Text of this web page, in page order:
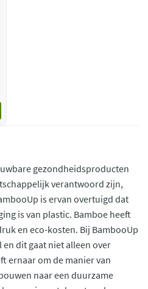
gezondheidsproducten
verantwoord zijn,
is ervan overtuigd dat
is van plastic. Bamboe heeft
en eco-kosten. Bij BambooUp
dit gaat niet alleen over
ernaar om de manier van
naar een duurzame